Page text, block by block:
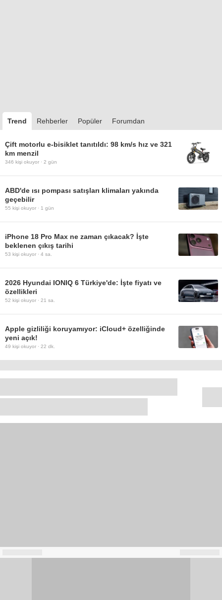
Trend Rehberler Popüler Forumdan
Çift motorlu e-bisiklet tanıtıldı: 98 km/s hız ve 321
km menzil
346 kişi okuyor · 2 gün
ABD'de ısı pompası satışları klimaları yakında
geçebilir
55 kişi okuyor · 1 gün
iPhone 18 Pro Max ne zaman çıkacak? İşte
beklenen çıkış tarihi
53 kişi okuyor · 4 sa.
2026 Hyundai IONIQ 6 Türkiye'de: İşte fiyatı ve
özellikleri
52 kişi okuyor · 21 sa.
Apple gizliliği koruyamıyor: iCloud+ özelliğinde
yeni açık!
49 kişi okuyor · 22 dk.